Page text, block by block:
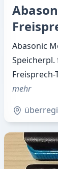
Abasonic
mehr